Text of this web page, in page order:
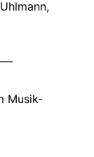
Musik-